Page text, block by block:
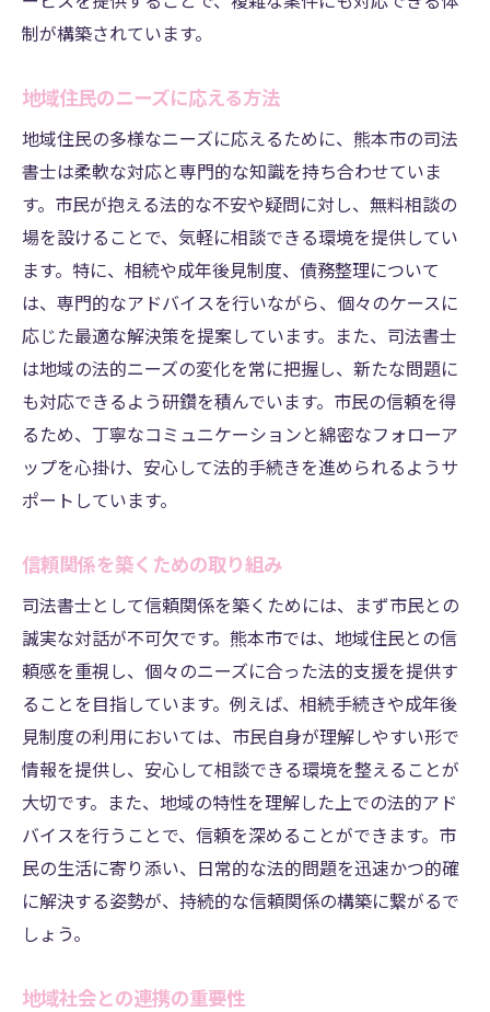
制が構築されています。
地域住民のニーズに応える方法
地域住民の多様なニーズに応えるために、熊本市の司法
書士は柔軟な対応と専門的な知識を持ち合わせていま
す。市民が抱える法的な不安や疑問に対し、無料相談の
場を設けることで、気軽に相談できる環境を提供してい
ます。特に、相続や成年後見制度、債務整理について
は、専門的なアドバイスを行いながら、個々のケースに
応じた最適な解決策を提案しています。また、司法書士
は地域の法的ニーズの変化を常に把握し、新たな問題に
も対応できるよう研鑽を積んでいます。市民の信頼を得
るため、丁寧なコミュニケーションと綿密なフォローア
ップを心掛け、安心して法的手続きを進められるようサ
ポートしています。
信頼関係を築くための取り組み
司法書士として信頼関係を築くためには、まず市民との
誠実な対話が不可欠です。熊本市では、地域住民との信
頼感を重視し、個々のニーズに合った法的支援を提供す
ることを目指しています。例えば、相続手続きや成年後
見制度の利用においては、市民自身が理解しやすい形で
情報を提供し、安心して相談できる環境を整えることが
大切です。また、地域の特性を理解した上での法的アド
バイスを行うことで、信頼を深めることができます。市
民の生活に寄り添い、日常的な法的問題を迅速かつ的確
に解決する姿勢が、持続的な信頼関係の構築に繋がるで
しょう。
地域社会との連携の重要性